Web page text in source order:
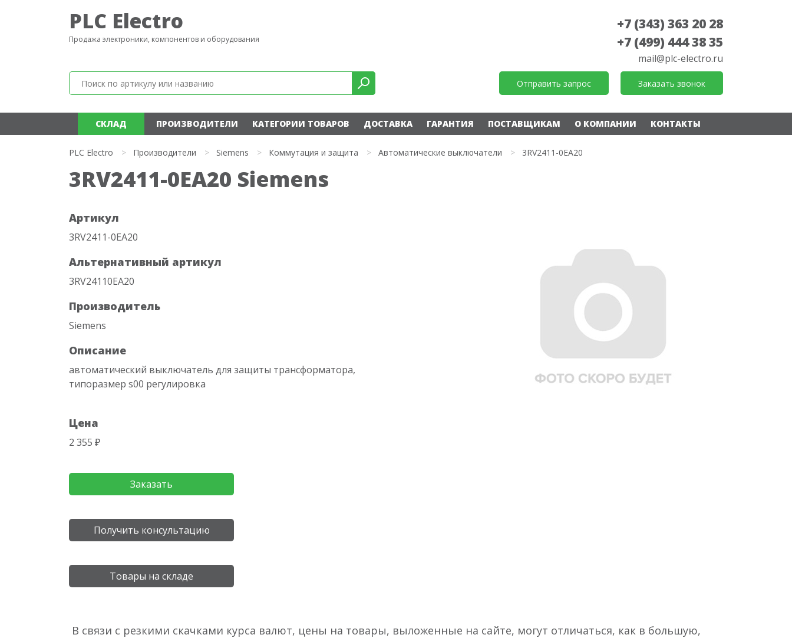
PLC Electro
Продажа электроники, компонентов и оборудования
+7 (343) 363 20 28
+7 (499) 444 38 35
mail@plc-electro.ru
Отправить запрос Заказать звонок
СКЛАД ПРОИЗВОДИТЕЛИ КАТЕГОРИИ ТОВАРОВ ДОСТАВКА ГАРАНТИЯ ПОСТАВЩИКАМ О КОМПАНИИ КОНТАКТЫ
PLC Electro > Производители > Siemens > Коммутация и защита > Автоматические выключатели > 3RV2411-0EA20
3RV2411-0EA20 Siemens
Артикул
3RV2411-0EA20
Альтернативный артикул
3RV24110EA20
Производитель
Siemens
Описание
автоматический выключатель для защиты трансформатора,
типоразмер s00 регулировка
Цена
2 355 ₽
Заказать
Получить консультацию
Товары на складе
В связи с резкими скачками курса валют, цены на товары, выложенные на сайте, могут отличаться, как в большую,